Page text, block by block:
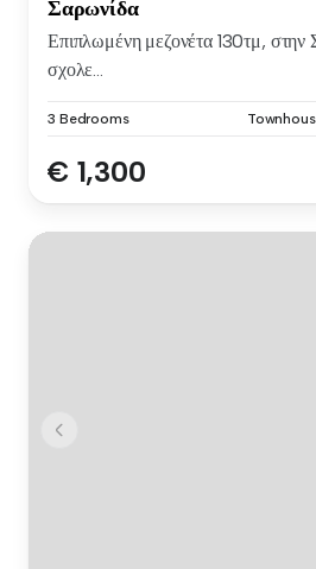
Σαρωνίδα
Επιπλωμένη μεζονέτα 130τμ, στην
σχολε...
3 Bedrooms
€ 1,300